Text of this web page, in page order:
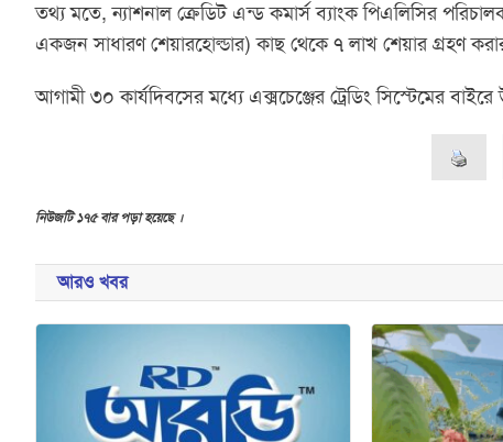
তথ্য মতে, ন্যাশনাল ক্রেডিট এন্ড কমার্স ব্যাংক পিএলিসির
একজন সাধারণ শেয়ারহোল্ডার) কাছ থেকে ৭ লাখ শেয়ার গ্রহণ করার
আগামী ৩০ কার্যদিবসের মধ্যে এক্সচেঞ্জের ট্রেডিং সিস্টেমের
নিউজটি ১৭৫ বার পড়া হয়েছে ।
আরও খবর